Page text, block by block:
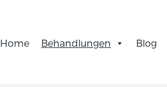
Home Behandlungen Blog